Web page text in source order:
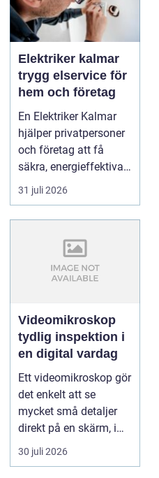
Elektriker kalmar
trygg elservice för
hem och företag
En Elektriker Kalmar
hjälper privatpersoner
och företag att få
säkra, energieffektiva
och framtidssä...
31 juli 2026
Videomikroskop
tydlig inspektion i
en digital vardag
Ett videomikroskop gör
det enkelt att se
mycket små detaljer
direkt på en skärm, i
stället för genom...
30 juli 2026